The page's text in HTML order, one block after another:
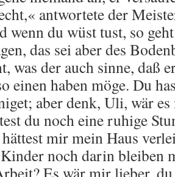
antwortete der
wenn du wüst tust, so
das sei aber des
was der auch sinne, daß
einen haben möge. Du
aber denk, Uli, wär
du noch eine ruhige
mir mein Haus
noch darin bleiben
Es wär mir lieber, du